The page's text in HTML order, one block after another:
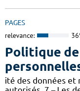
PAGES
relevance:
Politique
ité des données et